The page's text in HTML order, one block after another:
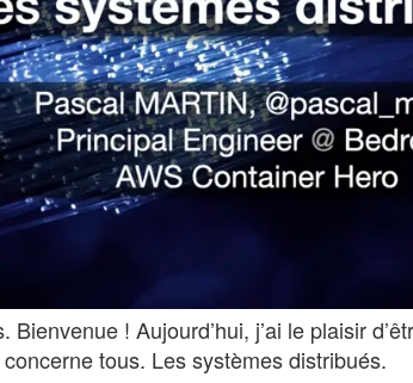
! Aujourd’hui, j’ai le plaisir
tous. Les systèmes distribués.